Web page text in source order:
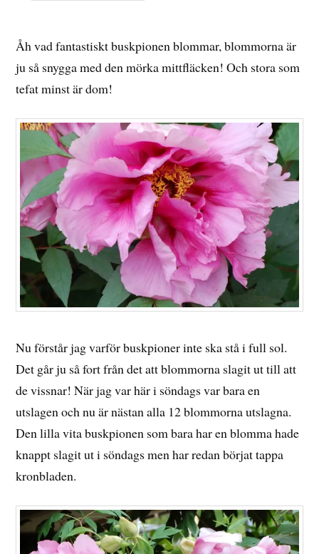
2012
Åh vad fantastiskt buskpionen blommar, blommorna är
ju så snygga med den mörka mittfläcken! Och stora som
tefat minst är dom!
Nu förstår jag varför buskpioner inte ska stå i full sol.
Det går ju så fort från det att blommorna slagit ut till att
de vissnar! När jag var här i söndags var bara en
utslagen och nu är nästan alla 12 blommorna utslagna.
Den lilla vita buskpionen som bara har en blomma hade
knappt slagit ut i söndags men har redan börjat tappa
kronbladen.